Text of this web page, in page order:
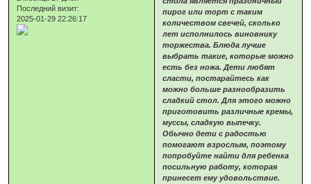
Последний визит:
2025-01-29 22:26:17
пирог или торт с таким
количеством свечей, сколько
лет исполнилось виновнику
торжества. Блюда лучше
выбрать такие, которые можно
есть без ножа. Дети любят
сласти, постарайтесь как
можно больше разнообразить
сладкий стол. Для этого можно
приготовить различные кремы,
муссы, сладкую выпечку.
Обычно дети с радостью
помогают взрослым, поэтому
попробуйте найти для ребенка
посильную работу, которая
принесет ему удовольствие.